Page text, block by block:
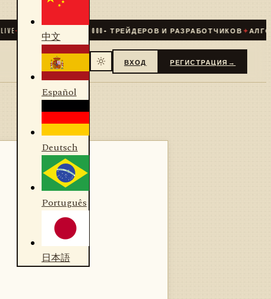
✦СООБЩЕСТВО + ТРЕЙДЕРОВ И РАЗРАБОТЧИКОВ✦
中文
Español
Deutsch
Português
日本語
ВХОД РЕГИСТРАЦИЯ →